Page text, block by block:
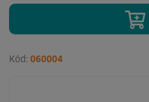
Kód: 060004